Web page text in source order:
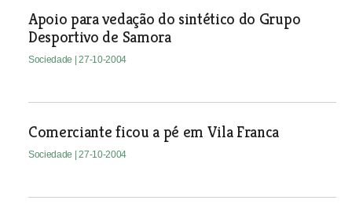
Apoio para vedação do sintético do Grupo
Desportivo de Samora
Sociedade | 27-10-2004
Comerciante ficou a pé em Vila Franca
Sociedade | 27-10-2004